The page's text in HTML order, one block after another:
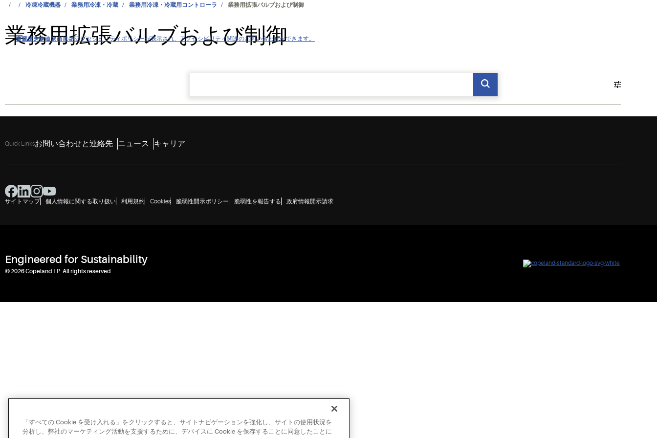
クリックすると当社のアクセシビリティポリシーが表示され、アクセシビリティ関連のお問い合わせができます。
ナビゲーションにスキップ
コンテンツにスキップ
検索にスキップ
冷凍冷蔵機器 業務用冷凍・冷蔵 業務用冷凍・冷蔵用コントローラ 業務用拡張バルブおよび制御
業務用拡張バルブおよび制御
Quick Linksお問い合わせと連絡先 ニュース キャリア
サイトマップ 個人情報に関する取り扱い 利用規約 Cookies 脆弱性開示ポリシー 脆弱性を報告する 政府情報開示請求
Engineered for Sustainability
© 2026 Copeland LP. All rights reserved.
「すべての Cookie を受け入れる」をクリックすると、サイトナビゲーションを強化し、サイトの使用状況を
分析し、弊社のマーケティング活動を支援するために、デバイスに Cookie を保存することに同意したことに